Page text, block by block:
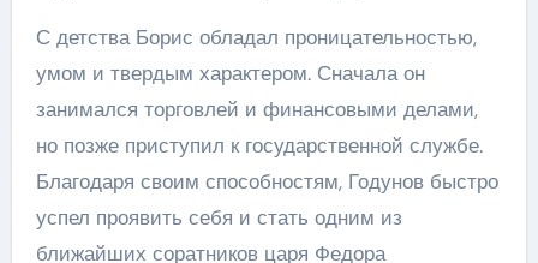
С детства Борис обладал проницательностью,
умом и твердым характером. Сначала он
занимался торговлей и финансовыми делами,
но позже приступил к государственной службе.
Благодаря своим способностям, Годунов быстро
успел проявить себя и стать одним из
ближайших соратников царя Федора